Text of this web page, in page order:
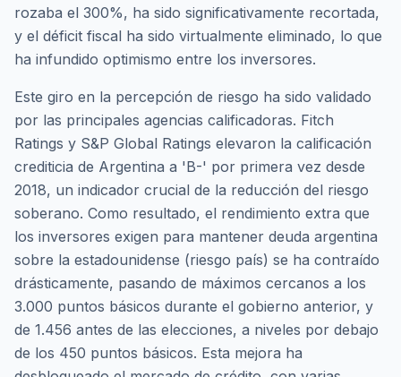
rozaba el 300%, ha sido significativamente recortada,
y el déficit fiscal ha sido virtualmente eliminado, lo que
ha infundido optimismo entre los inversores.
Este giro en la percepción de riesgo ha sido validado
por las principales agencias calificadoras. Fitch
Ratings y S&P Global Ratings elevaron la calificación
crediticia de Argentina a 'B-' por primera vez desde
2018, un indicador crucial de la reducción del riesgo
soberano. Como resultado, el rendimiento extra que
los inversores exigen para mantener deuda argentina
sobre la estadounidense (riesgo país) se ha contraído
drásticamente, pasando de máximos cercanos a los
3.000 puntos básicos durante el gobierno anterior, y
de 1.456 antes de las elecciones, a niveles por debajo
de los 450 puntos básicos. Esta mejora ha